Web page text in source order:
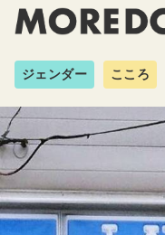
ジェンダー こころ